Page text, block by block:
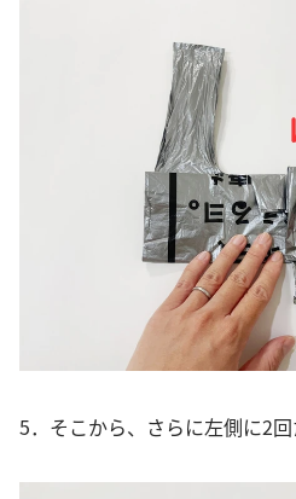
5．そこから、さらに左側に2回